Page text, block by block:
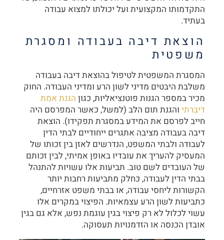
התקדמותו המקצועית ועל יכולתו למצוא עבודה
בעתיד.
הוצאת דיבה בעבודה ומסגרת
משפטית
המסגרת המשפטית לטיפול בהוצאת דיבה בעבודה
משלבת היבטים מדיני לשון הרע ומדיני העבודה. החוק
מכיר במספר הגנות פוטנציאליות, כגון הגנת אמת
דיברתי והגנת תום הלב (למשל, כאשר המפרסם היה
חייב לפרסם את המידע במסגרת תפקידו). הוצאת
דיבה בעבודה מציבה אתגרים ייחודיים לבתי הדין
לעבודה ולבתי המשפט, הנדרשים לאזן בין זכותו של
המעסיק להעריך את עובדיו באופן אמיתי, לבין זכותם
של העובדים לשם טוב. תביעות אלו עשויות להתנהל
בבתי הדין לעבודה, כחלק מתביעות רחבות יותר
הקשורות ליחסי עבודה, או בבתי משפט אזרחיים,
כתביעות לשון הרע עצמאיות. הפיצוי במקרים אלו
עשוי לכלול לא רק פיצוי בגין עוגמת נפש, אלא גם בגין
אובדן הכנסה או הזדמנויות תעסוקה.